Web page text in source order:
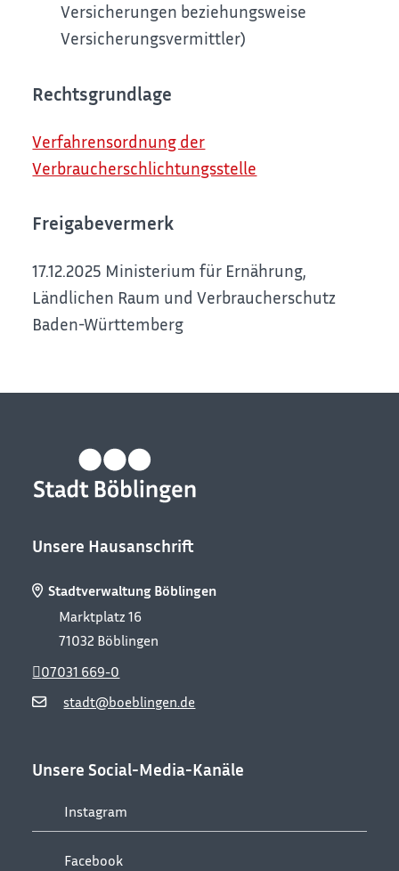
Versicherungen beziehungsweise
Versicherungsvermittler)
Rechtsgrundlage
Verfahrensordnung der
Verbraucherschlichtungsstelle
Freigabevermerk
17.12.2025 Ministerium für Ernährung,
Ländlichen Raum und Verbraucherschutz
Baden-Württemberg
Unsere Hausanschrift
Stadtverwaltung Böblingen
Marktplatz 16
71032 Böblingen
stadt@boeblingen.de
07031 669-0
Unsere Social-Media-Kanäle
Instagram
Facebook